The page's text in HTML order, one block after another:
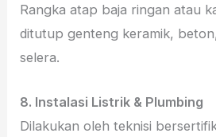
Rangka atap baja ringan atau
ditutup genteng keramik,
selera.
8. Instalasi Listrik & Plumbing
Dilakukan oleh teknisi